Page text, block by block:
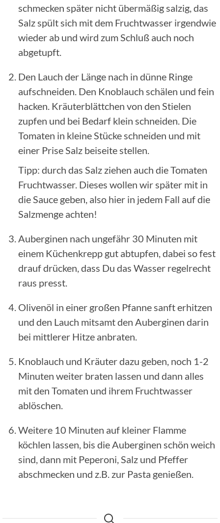
schmecken später nicht übermäßig salzig, das
Salz spült sich mit dem Fruchtwasser irgendwie
wieder ab und wird zum Schluß auch noch
abgetupft.
Den Lauch der Länge nach in dünne Ringe
aufschneiden. Den Knoblauch schälen und fein
hacken. Kräuterblättchen von den Stielen
zupfen und bei Bedarf klein schneiden. Die
Tomaten in kleine Stücke schneiden und mit
einer Prise Salz beiseite stellen.
Tipp: durch das Salz ziehen auch die Tomaten
Fruchtwasser. Dieses wollen wir später mit in
die Sauce geben, also hier in jedem Fall auf die
Salzmenge achten!
Auberginen nach ungefähr 30 Minuten mit
einem Küchenkrepp gut abtupfen, dabei so fest
drauf drücken, dass Du das Wasser regelrecht
raus presst.
Olivenöl in einer großen Pfanne sanft erhitzen
und den Lauch mitsamt den Auberginen darin
bei mittlerer Hitze anbraten.
Knoblauch und Kräuter dazu geben, noch 1-2
Minuten weiter braten lassen und dann alles
mit den Tomaten und ihrem Fruchtwasser
ablöschen.
Weitere 10 Minuten auf kleiner Flamme
köchlen lassen, bis die Auberginen schön weich
sind, dann mit Peperoni, Salz und Pfeffer
abschmecken und z.B. zur Pasta genießen.